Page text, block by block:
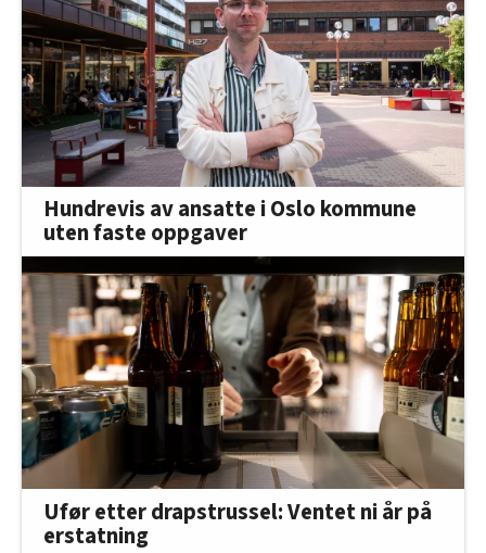
Hundrevis av ansatte i Oslo kommune
uten faste oppgaver
Ufør etter drapstrussel: Ventet ni år på
erstatning